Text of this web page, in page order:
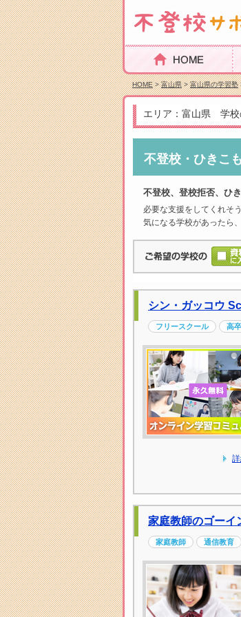
HOME
HOME>富山県>富山県の学習塾
エリア：富山県 学校
不登校・ひきこ
不登校、登校拒否、ひ
必要な支援をしてくれそ
気になる学校があったら
シン・ガッコウ
フリースクール 高
家庭教師のゴーイ
家庭教師 通信教育